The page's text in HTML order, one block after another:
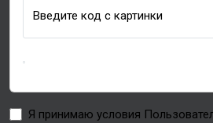
Введите код с картинки
Я принимаю условия